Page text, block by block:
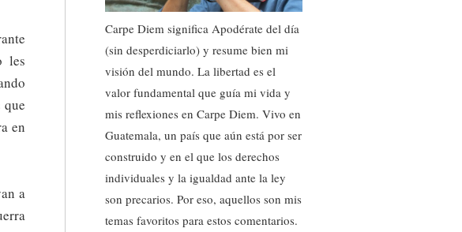
les
en
a
Carpe Diem significa Apodérate del día
(sin desperdiciarlo) y resume bien mi
visión del mundo. La libertad es el
valor fundamental que guía mi vida y
mis reflexiones en Carpe Diem. Vivo en
Guatemala, un país que aún está por ser
construido y en el que los derechos
individuales y la igualdad ante la ley
son precarios. Por eso, aquellos son mis
temas favoritos para estos comentarios.